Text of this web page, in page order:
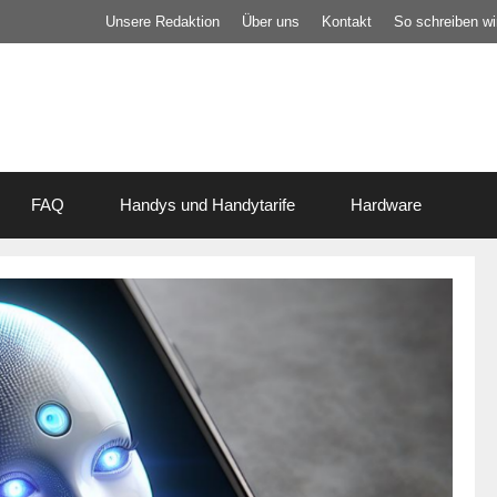
Unsere Redaktion Über uns Kontakt So schreiben
FAQ Handys und Handytarife Hardware